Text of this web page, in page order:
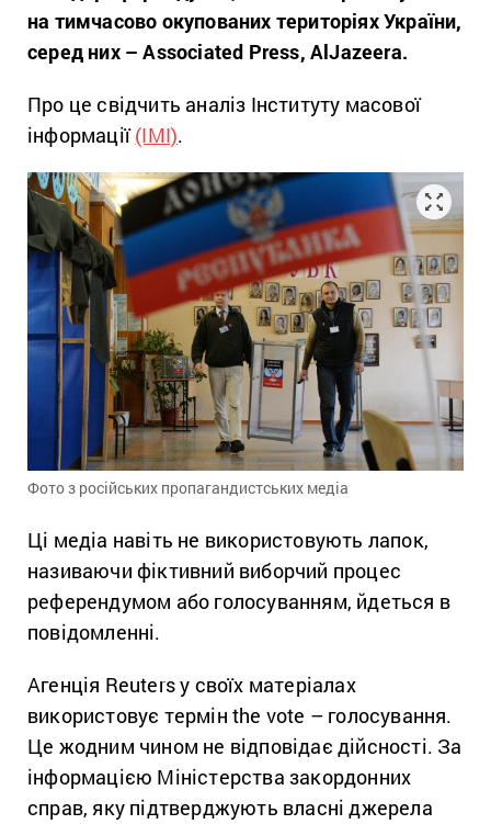
на тимчасово окупованих територіях України,
серед них – Associated Press, AlJazeera.
Про це свідчить аналіз Інституту масової
інформації(ІМІ).
Фото з російських пропагандистських медіа
Ці медіа навіть не використовують лапок,
називаючи фіктивний виборчий процес
референдумом або голосуванням, йдеться в
повідомленні.
Агенція Reuters у своїх матеріалах
використовує термін the vote – голосування.
Це жодним чином не відповідає дійсності. За
інформацією Міністерства закордонних
справ, яку підтверджують власні джерела